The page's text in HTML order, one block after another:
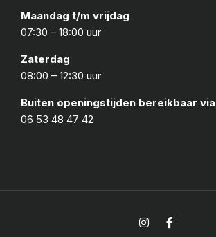
Maandag t/m vrijdag
07:30 – 18:00 uur
Zaterdag
08:00 – 12:30 uur
Buiten openingstijden bereikbaar via
06 53 48 47 42